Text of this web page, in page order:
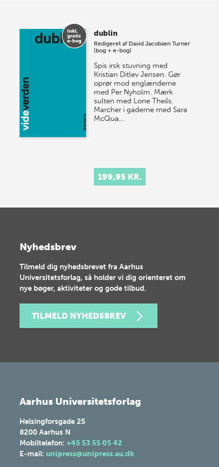
dublin
Redigeret af David Jacobsen Turner
(bog + e-bog)
Spis irsk stuvning med
Kristian Ditlev Jensen. Gør
oprør mod englænderne
med Per Nyholm. Mærk
sulten med Lone Theils.
Marcher i gaderne med Sara
McQua…
199,95 KR.
Nyhedsbrev
Tilmeld dig nyhedsbrevet fra Aarhus
Universitetsforlag, så holder vi dig orienteret om
nye bøger, aktiviteter og gode tilbud.
TILMELD NYHEDSBREV
Aarhus Universitetsforlag
Helsingforsgade 25
8200 Aarhus N
Mobiltelefon: +45 53 55 05 42
E-mail: unipress@unipress.au.dk